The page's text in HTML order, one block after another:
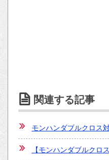
関連する記事
モンハンダブルクロス
【モンハンダブルクロ